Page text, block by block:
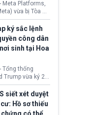
thẳng.
Meta Platforms,
vừa bị Tòa án
Mexico yêu
góp 567 triệu
một quỹ khắc
quả. Quyết
diễn ra sau khi
định, những nền
xã hội
Instagram)
công ty gây ra
hoảng sức
thần ở thanh
ký sắc lệnh
công dân
sinh tại Hoa
Tổng thống
Trump vừa ký 2
hành pháp mới
chặt chính
công dân
sinh. Động thái
siết xét duyệt
Hồ sơ thiếu